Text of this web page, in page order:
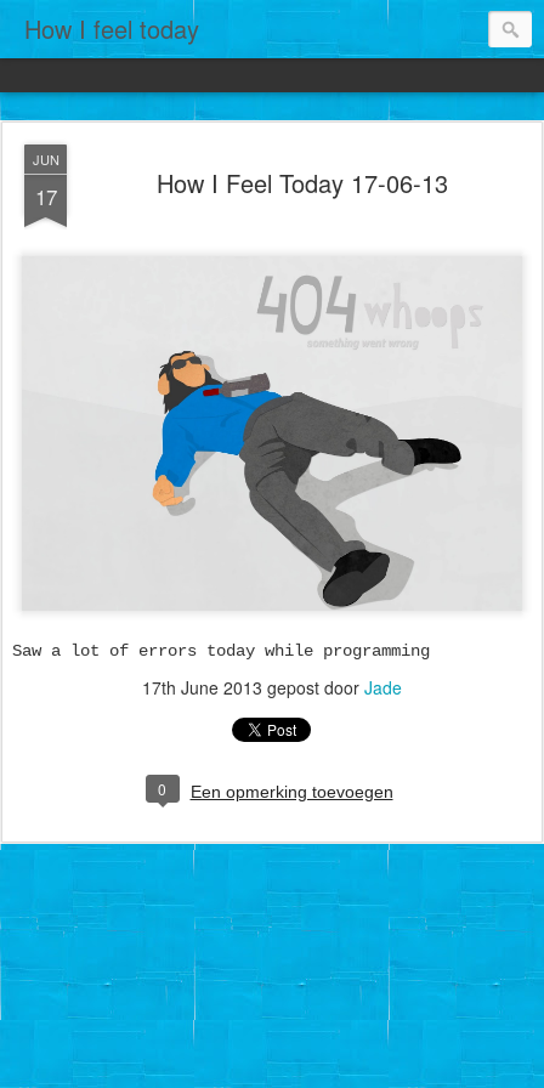
How I feel today
JUN
17 How I Feel Today 17-06-13
Saw a lot of errors today while programming
17th June 2013 gepost door Jade
0 Een opmerking toevoegen